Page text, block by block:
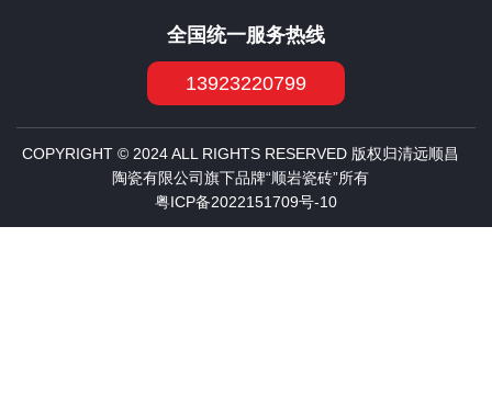
全国统一服务热线
13923220799
COPYRIGHT © 2024 ALL RIGHTS RESERVED 版权归清远顺昌
陶瓷有限公司旗下品牌“顺岩瓷砖”所有
粤ICP备2022151709号-10